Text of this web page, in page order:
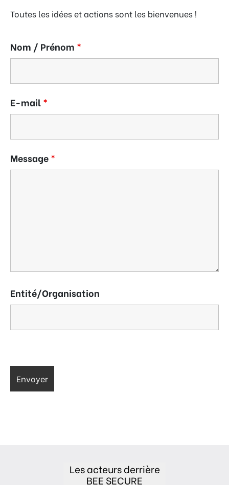
Toutes les idées et actions sont les bienvenues !
Nom / Prénom *
E-mail*
Message*
Entité/Organisation
Les acteurs derrière
BEE SECURE